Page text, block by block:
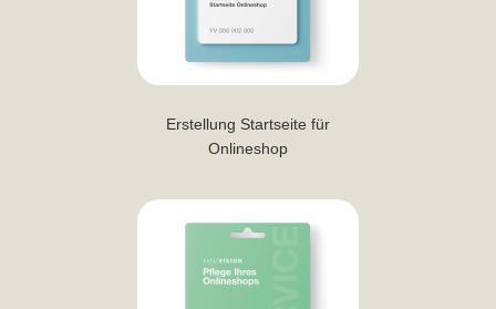
Erstellung Startseite für
Onlineshop